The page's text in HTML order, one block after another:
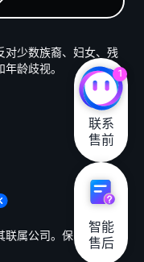
对少数族裔、妇女、残
龄歧视。
属公司。保留所有权
1
联系
售前
智能
售后